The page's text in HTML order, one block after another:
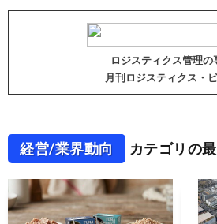
ロジスティクス管理の
月刊ロジスティクス・
経営/業界動向 カテゴリの